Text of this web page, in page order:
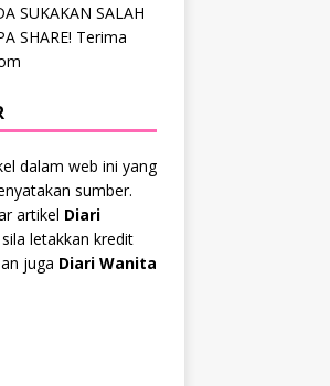
SUKAKAN SALAH
SHARE! Terima
dalam web ini yang
sumber.
artikel Diari
letakkan kredit
juga Diari Wanita